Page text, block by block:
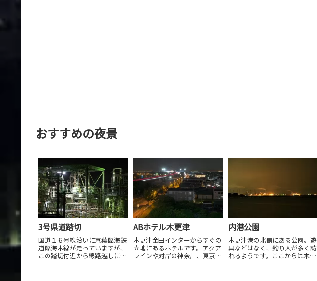
おすすめの夜景
3号県道踏切
国道１６号線沿いに京葉臨海鉄
道臨海本線が走っていますが、
この踏切付近から線路越しに
ABホテル木更津
木更津金田インターからすぐの
立地にあるホテルです。アクア
ラインや対岸の神奈川、東京の
内港公園
木更津港の北側にある公園。遊
具などはなく、釣り人が多く訪
れるようです。ここからは木更